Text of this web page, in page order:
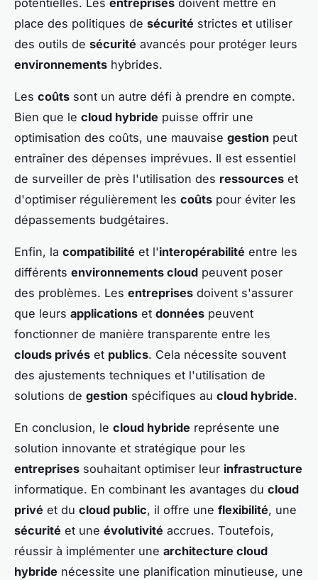
place des politiques de sécurité strictes et utiliser
des outils de sécurité avancés pour protéger leurs
environnements hybrides.
Les coûts sont un autre défi à prendre en compte.
Bien que le cloud hybride puisse offrir une
optimisation des coûts, une mauvaise gestion peut
entraîner des dépenses imprévues. Il est essentiel
de surveiller de près l'utilisation des ressources et
d'optimiser régulièrement les coûts pour éviter les
dépassements budgétaires.
Enfin, la compatibilité et l'interopérabilité entre les
différents environnements cloud peuvent poser
des problèmes. Les entreprises doivent s'assurer
que leurs applications et données peuvent
fonctionner de manière transparente entre les
clouds privés et publics. Cela nécessite souvent
des ajustements techniques et l'utilisation de
solutions de gestion spécifiques au cloud hybride.
En conclusion, le cloud hybride représente une
solution innovante et stratégique pour les
entreprises souhaitant optimiser leur infrastructure
informatique. En combinant les avantages du cloud
privé et du cloud public, il offre une flexibilité, une
sécurité et une évolutivité accrues. Toutefois,
réussir à implémenter une architecture cloud
hybride nécessite une planification minutieuse, une